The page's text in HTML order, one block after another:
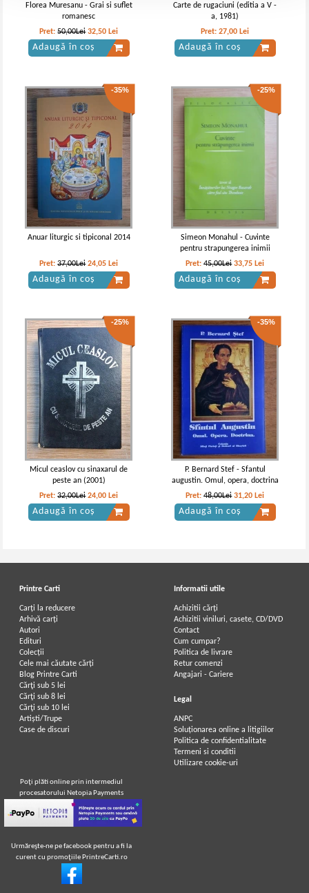
Florea Muresanu - Grai si suflet
romanesc
Pret:50,00Lei 32,50 Lei
Adaugă în coș
Carte de rugaciuni (editia a V -
a, 1981)
Pret:27,00 Lei
Adaugă în coș
-35%
Anuar liturgic si tipiconal 2014
Pret:37,00Lei 24,05 Lei
Adaugă în coș
-25%
Simeon Monahul - Cuvinte
pentru strapungerea inimii
Pret:45,00Lei 33,75 Lei
Adaugă în coș
-25%
Micul ceaslov cu sinaxarul de
peste an (2001)
Pret:32,00Lei 24,00 Lei
Adaugă în coș
-35%
P. Bernard Stef - Sfantul
augustin. Omul, opera, doctrina
Pret:48,00Lei 31,20 Lei
Adaugă în coș
Printre Carti
Carți la reducere
Arhivă carți
Autori
Edituri
Colecții
Cele mai căutate cărți
Blog Printre Carti
Cărţi sub 5 lei
Cărţi sub 8 lei
Cărţi sub 10 lei
Artiști/Trupe
Case de discuri
Informatii utile
Achizitii cărți
Achizitii viniluri, casete, CD/DVD
Contact
Cum cumpar?
Politica de livrare
Retur comenzi
Angajari - Cariere
Legal
ANPC
Soluționarea online a litigiilor
Politica de confidentialitate
Termeni si conditii
Utilizare cookie-uri
Poţi plăti online prin intermediul
procesatorului Netopia Payments
Urmăreşte-ne pe facebook pentru a fi la
curent cu promoţiile PrintreCarti.ro